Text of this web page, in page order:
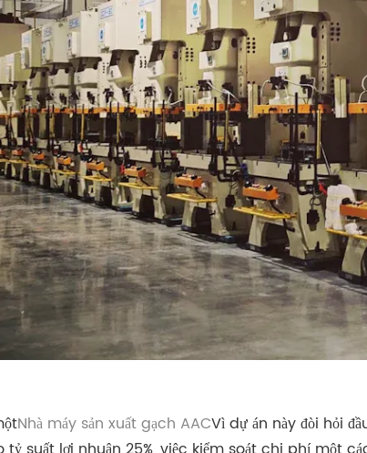
Nhà máy sản xuất gạch AACVì dự án này đòi hỏi